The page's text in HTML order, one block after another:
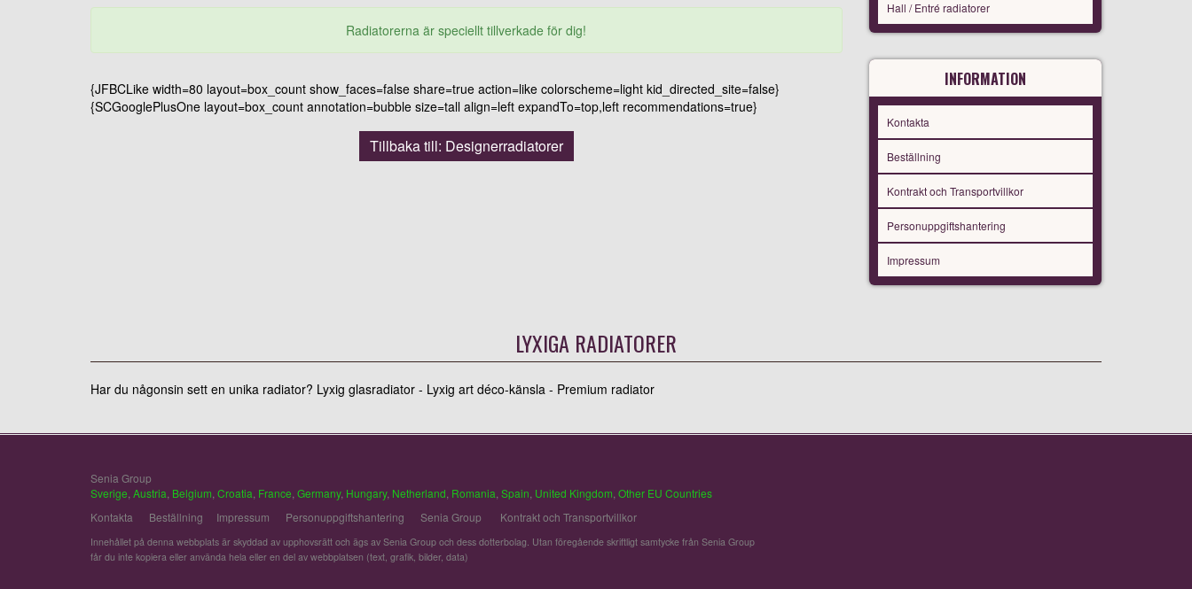
Radiatorerna är speciellt tillverkade för dig!
{JFBCLike width=80 layout=box_count show_faces=false share=true action=like colorscheme=light kid_directed_site=false}
{SCGooglePlusOne layout=box_count annotation=bubble size=tall align=left expandTo=top,left recommendations=true}
Tillbaka till: Designerradiatorer
Hall / Entré radiatorer
INFORMATION
Kontakta
Beställning
Kontrakt och Transportvillkor
Personuppgiftshantering
Impressum
LYXIGA RADIATORER
Har du någonsin sett en unika radiator? Lyxig glasradiator - Lyxig art déco-känsla - Premium radiator
Senia Group
Sverige Austria Belgium Croatia France Germany, Hungary, Netherland Romania Spain United Kingdom Other EU Countries
Kontakta
Beställning Impressum Personuppgiftshantering Senia Group Kontrakt och Transportvillkor
Innehållet på denna webbplats är skyddad av upphovsrätt och ägs av Senia Group och dess dotterbolag. Utan föregående skriftligt samtycke från Senia Group
får du inte kopiera eller använda hela eller en del av webbplatsen (text, grafik, bilder, data)